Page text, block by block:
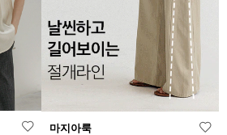
마지아룩